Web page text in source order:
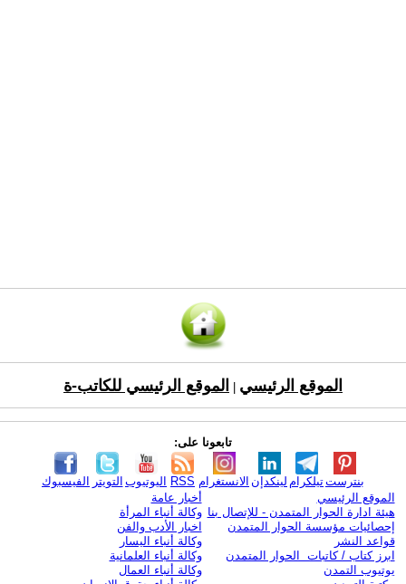
الموقع الرئيسي الموقع الرئيسي للكاتب-ة
تابعونا على:
الفيسبوك التويتر اليوتيوب RSS الانستغرام لينكدإن تيلكرامبنترست
الموقع الرئيسي
هيئة ادارة الحوار المتمدن - للإتصال بنا
إحصائيات مؤسسة الحوار المتمدن
قواعد النشر
ابرز كتاب / كاتبات الحوار المتمدن
يوتيوب التمدن
أخبار عامة
وكالة أنباء المرأة
اخبار الأدب والفن
وكالة أنباء اليسار
وكالة أنباء العلمانية
وكالة أنباء العمال